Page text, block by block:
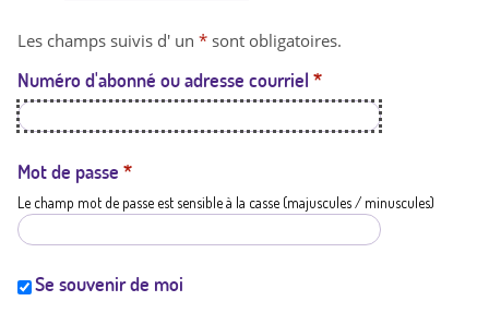
t
a
t
i
Les champs suivis d' un * sont obligatoires.
Numéro d'abonné ou adresse courriel *
Mot de passe *
Le champ mot de passe est sensible à la casse (majuscules / minuscules)
Se souvenir de moi